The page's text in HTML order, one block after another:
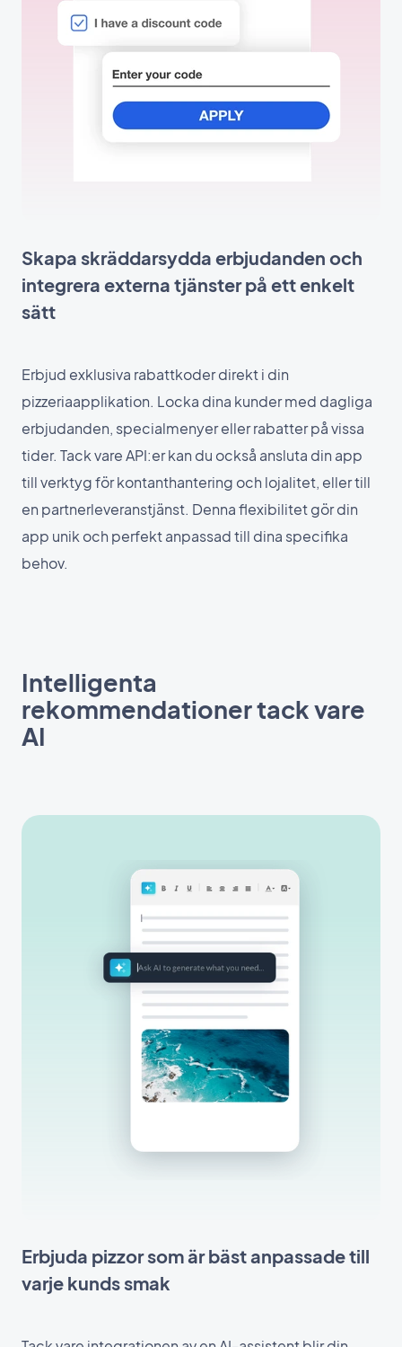
Skapa skräddarsydda erbjudanden och
integrera externa tjänster på ett enkelt
sätt
Erbjud exklusiva rabattkoder direkt i din
pizzeriaapplikation. Locka dina kunder med dagliga
erbjudanden, specialmenyer eller rabatter på vissa
tider. Tack vare API:er kan du också ansluta din app
till verktyg för kontanthantering och lojalitet, eller till
en partnerleveranstjänst. Denna flexibilitet gör din
app unik och perfekt anpassad till dina specifika
behov.
Intelligenta
rekommendationer tack vare
AI
Erbjuda pizzor som är bäst anpassade till
varje kunds smak